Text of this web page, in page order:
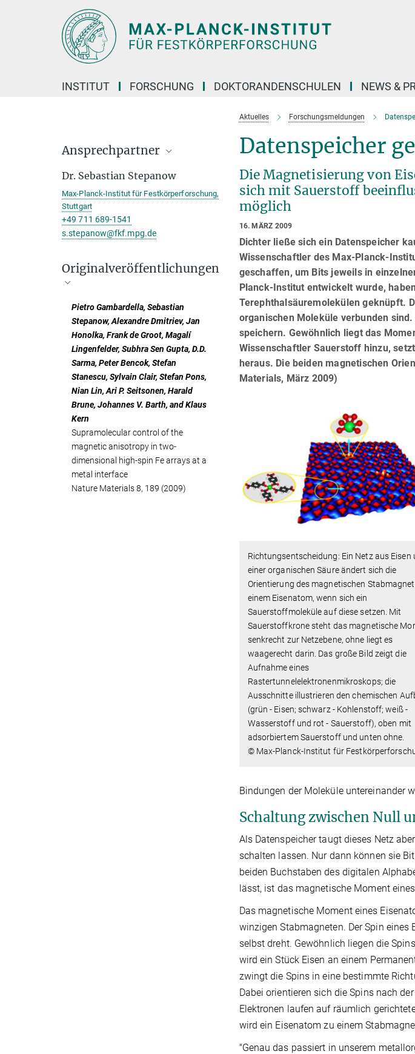
INSTITUT FORSCHUNG DOKTORANDENSCHULEN NEWS &
Aktuelles Forschungsmeldungen
Datenspeicher
Die Magnetisierung von
sich mit Sauerstoff
möglich
16. MÄRZ 2009
Dichter ließe sich ein Datenspeicher
Wissenschaftler des Max-Planck-
geschaffen, um Bits jeweils in
Planck-Institut entwickelt wurde,
Terephthalsäuremolekülen geknüpft.
organischen Moleküle verbunden
speichern. Gewöhnlich liegt das
Wissenschaftler Sauerstoff hinzu,
heraus. Die beiden magnetischen
Materials, März 2009)
Richtungsentscheidung: Ein Netz aus Eisen
einer organischen Säure ändert sich die
Orientierung des magnetischen
einem Eisenatom, wenn sich ein
Sauerstoffmoleküle auf diese setzen. Mit
Sauerstoffkrone steht das magnetische
senkrecht zur Netzebene, ohne liegt es
waagerecht darin. Das große Bild zeigt die
Aufnahme eines
Rastertunnelelektronenmikroskops; die
Ausschnitte illustrieren den chemischen
(grün - Eisen; schwarz - Kohlenstoff; weiß -
Wasserstoff und rot - Sauerstoff), oben mit
adsorbiertem Sauerstoff und unten ohne.
© Max-Planck-Institut für
Bindungen der Moleküle untereinander
Schaltung zwischen Null
Als Datenspeicher taugt dieses Netz
schalten lassen. Nur dann können sie
beiden Buchstaben des digitalen
lässt, ist das magnetische Moment
Das magnetische Moment eines
winzigen Stabmagneten. Der Spin
selbst dreht. Gewöhnlich liegen die
wird ein Stück Eisen an einem
zwingt die Spins in eine bestimmte
Dabei orientieren sich die Spins nach
Elektronen laufen auf räumlich
wird ein Eisenatom zu einem
"Genau das passiert in unserem
Ansprechpartner
Dr. Sebastian Stepanow
Max-Planck-Institut für Festkörperforschung,
Stuttgart
+49 711 689-1541
s.stepanow@fkf.mpg.de
Originalveröffentlichungen
Pietro Gambardella, Sebastian
Stepanow, Alexandre Dmitriev, Jan
Honolka, Frank de Groot, Magalí
Lingenfelder, Subhra Sen Gupta, D.D.
Sarma, Peter Bencok, Stefan
Stanescu, Sylvain Clair, Stefan Pons,
Nian Lin, Ari P. Seitsonen, Harald
Brune, Johannes V. Barth, and Klaus
Kern
Supramolecular control of the
magnetic anisotropy in two-
dimensional high-spin Fe arrays at a
metal interface
Nature Materials 8, 189 (2009)